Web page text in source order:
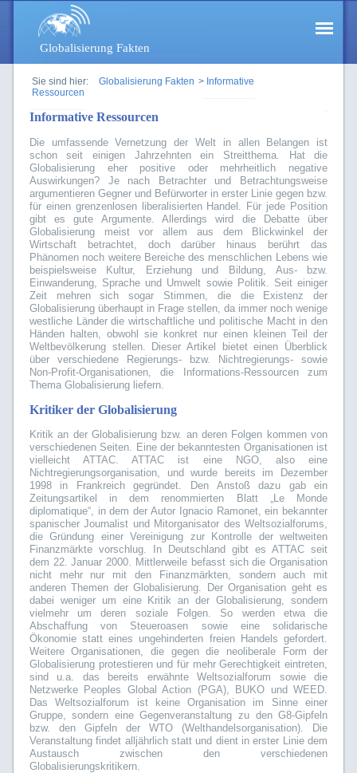
Globalisierung Fakten
Sie sind hier: Globalisierung Fakten > Informative
Ressourcen
Informative Ressourcen
Die umfassende Vernetzung der Welt in allen Belangen ist
schon seit einigen Jahrzehnten ein Streitthema. Hat die
Globalisierung eher positive oder mehrheitlich negative
Auswirkungen? Je nach Betrachter und Betrachtungsweise
argumentieren Gegner und Befürworter in erster Linie gegen bzw.
für einen grenzenlosen liberalisierten Handel. Für jede Position
gibt es gute Argumente. Allerdings wird die Debatte über
Globalisierung meist vor allem aus dem Blickwinkel der
Wirtschaft betrachtet, doch darüber hinaus berührt das
Phänomen noch weitere Bereiche des menschlichen Lebens wie
beispielsweise Kultur, Erziehung und Bildung, Aus- bzw.
Einwanderung, Sprache und Umwelt sowie Politik. Seit einiger
Zeit mehren sich sogar Stimmen, die die Existenz der
Globalisierung überhaupt in Frage stellen, da immer noch wenige
westliche Länder die wirtschaftliche und politische Macht in den
Händen halten, obwohl sie konkret nur einen kleinen Teil der
Weltbevölkerung stellen. Dieser Artikel bietet einen Überblick
über verschiedene Regierungs- bzw. Nichtregierungs- sowie
Non-Profit-Organisationen, die Informations-Ressourcen zum
Thema Globalisierung liefern.
Kritiker der Globalisierung
Kritik an der Globalisierung bzw. an deren Folgen kommen von
verschiedenen Seiten. Eine der bekanntesten Organisationen ist
vielleicht ATTAC. ATTAC ist eine NGO, also eine
Nichtregierungsorganisation, und wurde bereits im Dezember
1998 in Frankreich gegründet. Den Anstoß dazu gab ein
Zeitungsartikel in dem renommierten Blatt „Le Monde
diplomatique“, in dem der Autor Ignacio Ramonet, ein bekannter
spanischer Journalist und Mitorganisator des Weltsozialforums,
die Gründung einer Vereinigung zur Kontrolle der weltweiten
Finanzmärkte vorschlug. In Deutschland gibt es ATTAC seit
dem 22. Januar 2000. Mittlerweile befasst sich die Organisation
nicht mehr nur mit den Finanzmärkten, sondern auch mit
anderen Themen der Globalisierung. Der Organisation geht es
dabei weniger um eine Kritik an der Globalisierung, sondern
vielmehr um deren soziale Folgen. So werden etwa die
Abschaffung von Steueroasen sowie eine solidarische
Ökonomie statt eines ungehinderten freien Handels gefordert.
Weitere Organisationen, die gegen die neoliberale Form der
Globalisierung protestieren und für mehr Gerechtigkeit eintreten,
sind u.a. das bereits erwähnte Weltsozialforum sowie die
Netzwerke Peoples Global Action (PGA), BUKO und WEED.
Das Weltsozialforum ist keine Organisation im Sinne einer
Gruppe, sondern eine Gegenveranstaltung zu den G8-Gipfeln
bzw. den Gipfeln der WTO (Welthandelsorganisation). Die
Veranstaltung findet alljährlich statt und dient in erster Linie dem
Austausch zwischen den verschiedenen
Globalisierungskritikern.